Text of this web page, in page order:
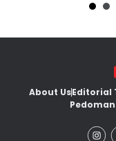
About UsEditorial